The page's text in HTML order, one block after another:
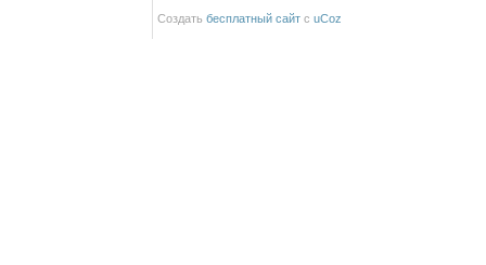
Создать бесплатный сайтс uCoz